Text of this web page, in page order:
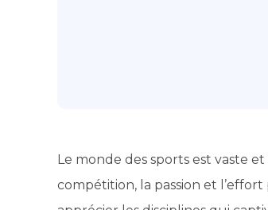
Le monde des sports est vaste
compétition, la passion et